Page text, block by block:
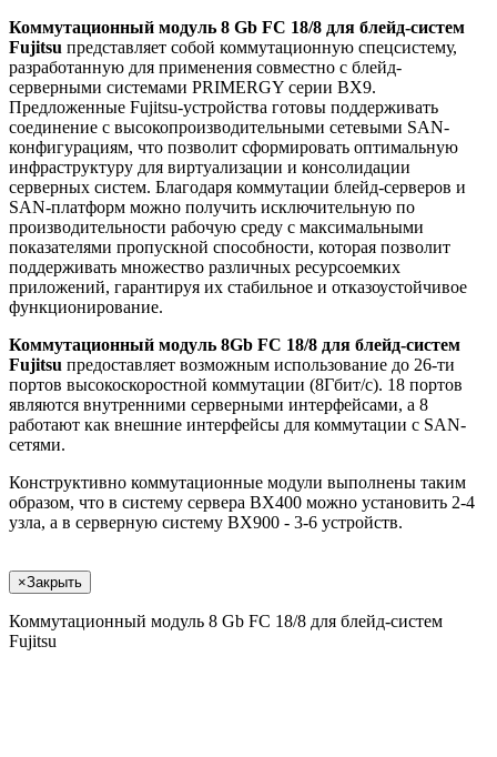
Коммутационный модуль 8 Gb FC 18/8 для блейд-систем
Fujitsu представляет собой коммутационную спецсистему,
разработанную для применения совместно с блейд-
серверными системами PRIMERGY серии BX9.
Предложенные Fujitsu-устройства готовы поддерживать
соединение с высокопроизводительными сетевыми SAN-
конфигурациям, что позволит сформировать оптимальную
инфраструктуру для виртуализации и консолидации
серверных систем. Благодаря коммутации блейд-серверов и
SAN-платформ можно получить исключительную по
производительности рабочую среду с максимальными
показателями пропускной способности, которая позволит
поддерживать множество различных ресурсоемких
приложений, гарантируя их стабильное и отказоустойчивое
функционирование.
Коммутационный модуль 8Gb FC 18/8 для блейд-систем
Fujitsu предоставляет возможным использование до 26-ти
портов высокоскоростной коммутации (8Гбит/с). 18 портов
являются внутренними серверными интерфейсами, а 8
работают как внешние интерфейсы для коммутации с SAN-
сетями.
Конструктивно коммутационные модули выполнены таким
образом, что в систему сервера BX400 можно установить 2-4
узла, а в серверную систему BX900 - 3-6 устройств.
×Закрыть
Коммутационный модуль 8 Gb FC 18/8 для блейд-систем
Fujitsu